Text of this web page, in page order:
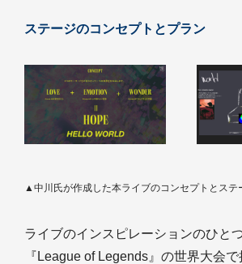
ステージのコンセプトとプラン
▲中川氏が作成した本ライブのコンセプトとステ
ライブのインスピレーションのひと
『League of Legends』の世界大会